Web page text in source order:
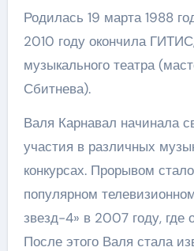
Родилась 19 марта 1988
2010 году окончила
музыкального театра
Сбитнева).
Валя Карнавал начинала
участия в различных
конкурсах. Прорывом
популярном
звезд-4» в 2007 году,
После этого Валя стала